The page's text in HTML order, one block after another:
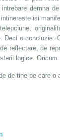
demna
isi
Deci o
reflectare, de
logice.
de tine pe care